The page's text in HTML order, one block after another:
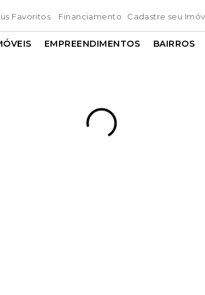
Favoritos Financiamento Cadastre seu
EMPREENDIMENTOS BAIRROS